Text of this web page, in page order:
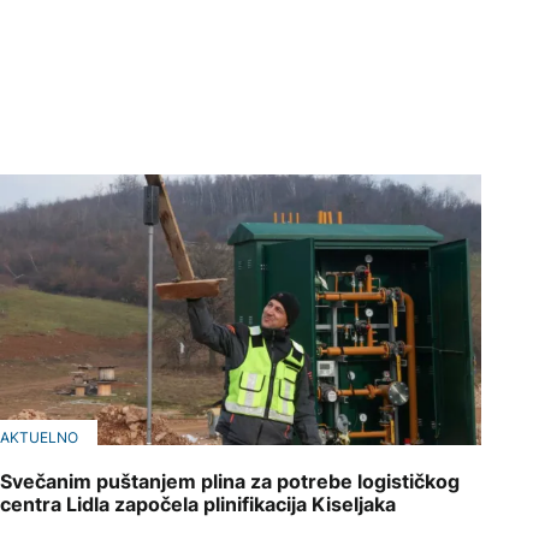
AKTUELNO
Svečanim puštanjem plina za potrebe logističkog
centra Lidla započela plinifikacija Kiseljaka